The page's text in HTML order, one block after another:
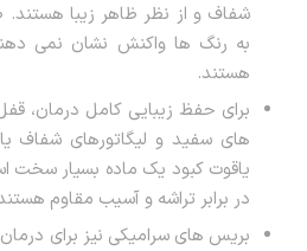
شفاف و از نظر ظاهر زیبا
به رنگ ها واکنش نشان نمی
هستند.
برای حفظ زیبایی کامل درمان،
های سفید و لیگاتورهای شفاف
یاقوت کبود یک ماده بسیار سخت
در برابر تراشه و آسیب مقاوم
بریس های سرامیکی نیز برای